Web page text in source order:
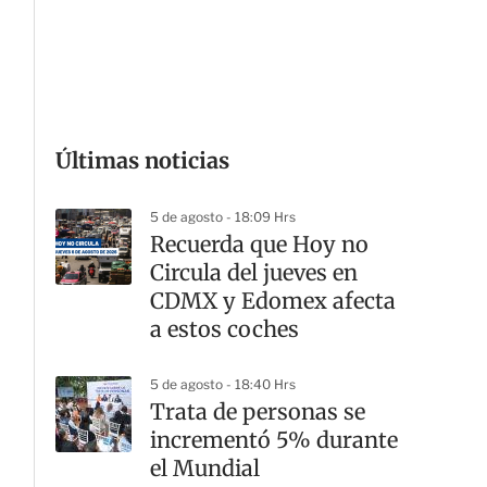
Últimas noticias
5 de agosto - 18:09 Hrs
Recuerda que Hoy no
Circula del jueves en
CDMX y Edomex afecta
a estos coches
5 de agosto - 18:40 Hrs
Trata de personas se
incrementó 5% durante
el Mundial